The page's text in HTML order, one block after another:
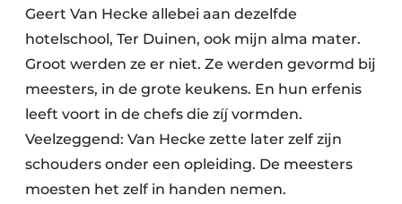
Geert Van Hecke allebei aan dezelfde
hotelschool, Ter Duinen, ook mijn alma mater.
Groot werden ze er niet. Ze werden gevormd bij
meesters, in de grote keukens. En hun erfenis
leeft voort in de chefs die zíj vormden.
Veelzeggend: Van Hecke zette later zelf zijn
schouders onder een opleiding. De meesters
moesten het zelf in handen nemen.